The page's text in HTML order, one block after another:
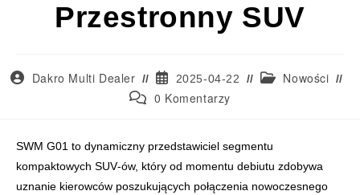
Przestronny SUV
Dakro Multi Dealer 2025-04-22
Nowości
0 Komentarzy
SWM G01 to nowoczesny, kompaktowy SUV łączący dynamiczny
SWM G01 to dynamiczny przedstawiciel segmentu
kompaktowych SUV‑ów, który od momentu debiutu zdobywa
uznanie kierowców poszukujących połączenia nowoczesnego